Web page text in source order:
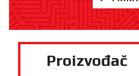
Proizvođač